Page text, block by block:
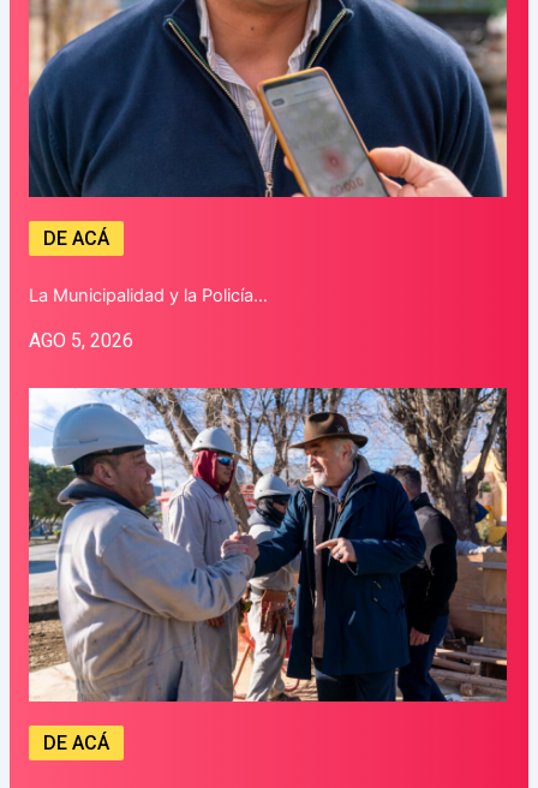
DE ACÁ
La Municipalidad y la Policía…
AGO 5, 2026
DE ACÁ